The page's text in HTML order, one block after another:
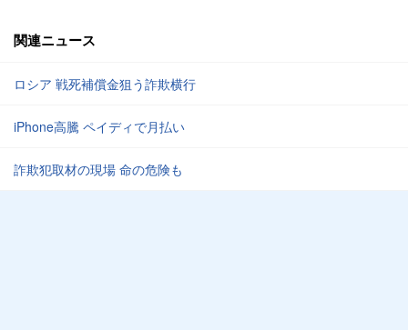
関連ニュース
ロシア 戦死補償金狙う詐欺横行
iPhone高騰 ペイディで月払い
詐欺犯取材の現場 命の危険も